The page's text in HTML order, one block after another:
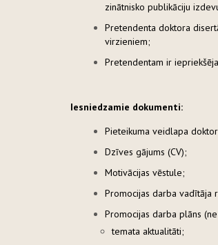
zinātnisko publikāciju
Pretendenta doktora
virzieniem;
Pretendentam ir
Iesniedzamie dokumenti:
Pieteikuma veidlapa
Dzīves gājums (CV);
Motivācijas vēstule;
Promocijas darba vadītāja
Promocijas darba plāns
temata aktualitāti;